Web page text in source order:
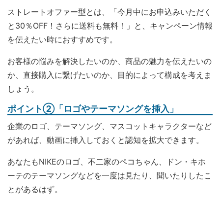
ストレートオファー型とは、「今月中にお申込みいただく
と30％OFF！さらに送料も無料！」と、キャンペーン情報
を伝えたい時におすすめです。
お客様の悩みを解決したいのか、商品の魅力を伝えたいの
か、直接購入に繋げたいのか、目的によって構成を考えま
しょう。
ポイント②「ロゴやテーマソングを挿入」
企業のロゴ、テーマソング、マスコットキャラクターなど
があれば、動画に挿入しておくと認知を拡大できます。
あなたもNIKEのロゴ、不二家のペコちゃん、ドン・キホ
ーテのテーマソングなどを一度は見たり、聞いたりしたこ
とがあるはず。